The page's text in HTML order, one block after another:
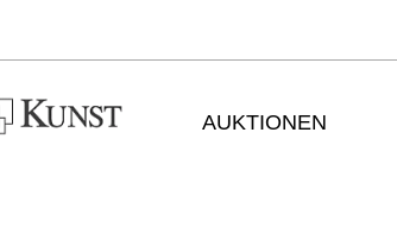
AUKTIONEN